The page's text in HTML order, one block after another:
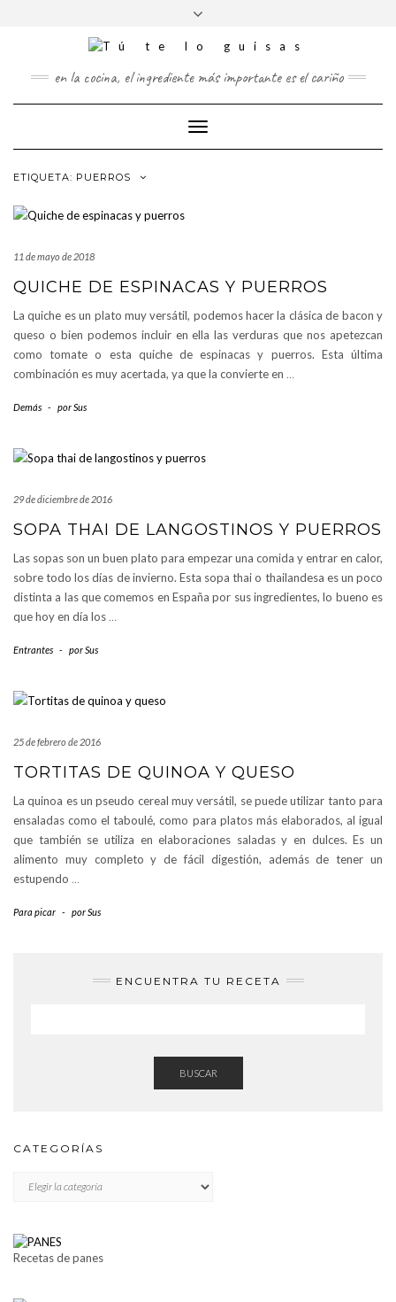
TWITTERPINTEREST
cabecera
en la cocina, el ingrediente más importante es el cariño
Cambiar
modo
ETIQUETA: PUERROS
11 de mayo de 2018
QUICHE DE ESPINACAS Y PUERROS
La quiche es un plato muy versátil, podemos hacer la clásica de bacon y
queso o bien podemos incluir en ella las verduras que nos apetezcan
como tomate o esta quiche de espinacas y puerros. Esta última
combinación es muy acertada, ya que la convierte en …
Demás - porSus
29 de diciembre de 2016
SOPA THAI DE LANGOSTINOS Y PUERROS
Las sopas son un buen plato para empezar una comida y entrar en calor,
sobre todo los días de invierno. Esta sopa thai o thailandesa es un poco
distinta a las que comemos en España por sus ingredientes, lo bueno es
que hoy en día los …
Entrantes - porSus
25 de febrero de 2016
TORTITAS DE QUINOA Y QUESO
La quinoa es un pseudo cereal muy versátil, se puede utilizar tanto para
ensaladas como el taboulé, como para platos más elaborados, al igual
que también se utiliza en elaboraciones saladas y en dulces. Es un
alimento muy completo y de fácil digestión, además de tener un
estupendo …
Para picar - porSus
ENCUENTRA TU RECETA
BUSCAR
CATEGORÍAS
Recetas de panes